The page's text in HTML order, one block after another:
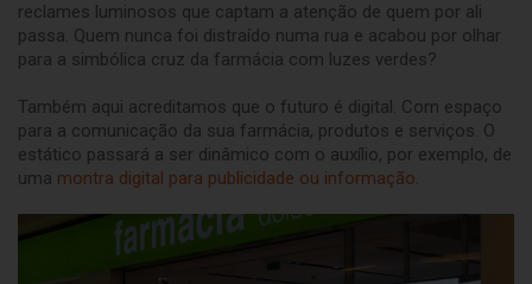
reclames luminosos que captam a atenção de quem por ali
passa. Quem nunca foi distraído numa rua e acabou por olhar
para a simbólica cruz da farmácia com luzes verdes?
Também aqui acreditamos que o futuro é digital. Com espaço
para a comunicação da sua farmácia, produtos e serviços. O
estático passará a ser dinâmico com o auxílio, por exemplo, de
uma montra digital para publicidade ou informação.